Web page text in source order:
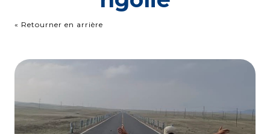
« Retourner en arrière